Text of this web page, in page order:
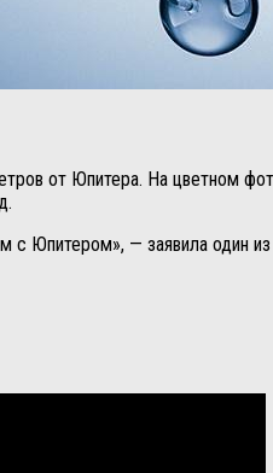
от Юпитера. На цветном
Юпитером», — заявила один